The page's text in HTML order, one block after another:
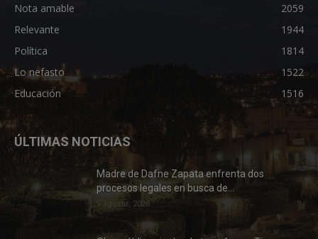
Nota amable
2059
Relevante
1944
Política
1814
Lo nefasto
1522
Educación
1516
ÚLTIMAS NOTICIAS
Madre de Dafne Zapata enfrenta dos
procesos legales en busca de...
7 agosto, 2026